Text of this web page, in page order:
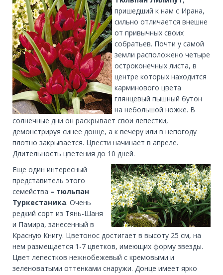
пришедший к нам с Ирана,
сильно отличается внешне
от привычных своих
собратьев. Почти у самой
земли расположено четыре
остроконечных листа, в
центре которых находится
карминового цвета
глянцевый пышный бутон
на небольшой ножке. В
солнечные дни он раскрывает свои лепестки,
демонстрируя синее донце, а к вечеру или в непогоду
плотно закрывается. Цвести начинает в апреле.
Длительность цветения до 10 дней.
Еще один интересный
представитель этого
семейства – тюльпан
Туркестаника. Очень
редкий сорт из Тянь-Шаня
и Памира, занесенный в
Красную Книгу. Цветонос достигает в высоту 25 см, на
нем размещается 1-7 цветков, имеющих форму звезды.
Цвет лепестков нежнобежевый с кремовыми и
зеленоватыми оттенками снаружи. Донце имеет ярко